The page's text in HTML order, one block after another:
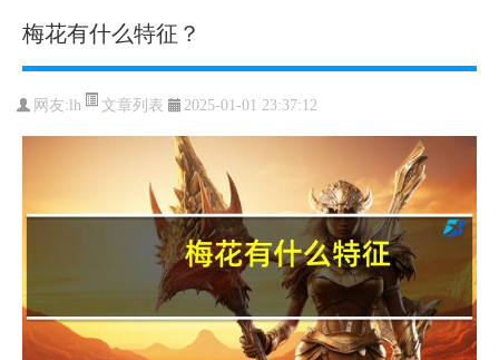
梅花有什么特征？
网友:lh 文章列表 2025-01-01 23:37:12